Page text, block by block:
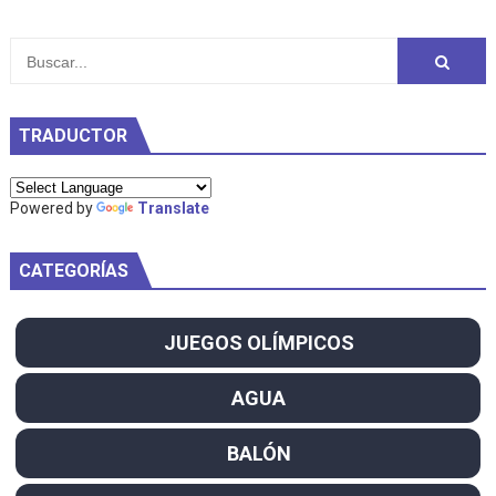
TRADUCTOR
Powered by Translate
CATEGORÍAS
JUEGOS OLÍMPICOS
AGUA
BALÓN